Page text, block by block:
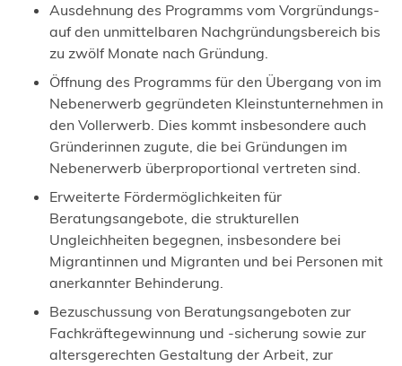
Ausdehnung des Programms vom Vorgründungs-
auf den unmittelbaren Nachgründungsbereich bis
zu zwölf Monate nach Gründung.
Öffnung des Programms für den Übergang von im
Nebenerwerb gegründeten Kleinstunternehmen in
den Vollerwerb. Dies kommt insbesondere auch
Gründerinnen zugute, die bei Gründungen im
Nebenerwerb überproportional vertreten sind.
Erweiterte Fördermöglichkeiten für
Beratungsangebote, die strukturellen
Ungleichheiten begegnen, insbesondere bei
Migrantinnen und Migranten und bei Personen mit
anerkannter Behinderung.
Bezuschussung von Beratungsangeboten zur
Fachkräftegewinnung und -sicherung sowie zur
altersgerechten Gestaltung der Arbeit, zur